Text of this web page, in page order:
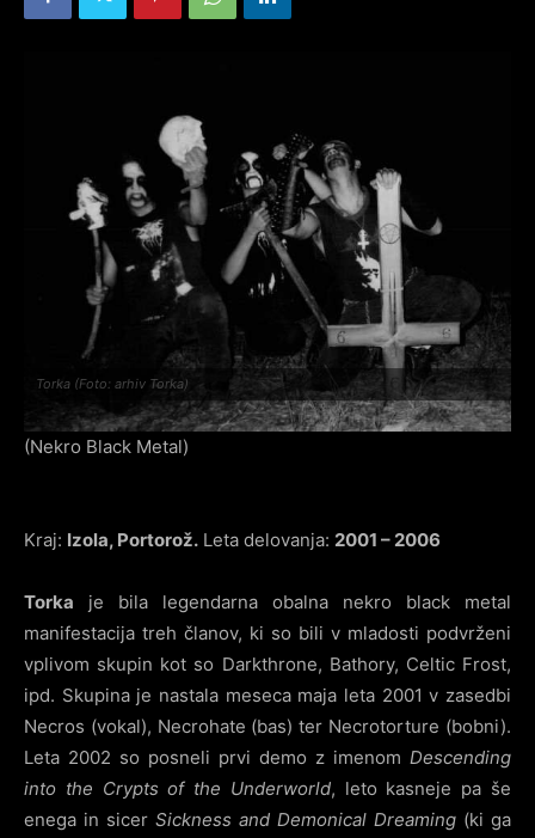
Torka (Foto: arhiv Torka)
(Nekro Black Metal)
Kraj: Izola, Portorož. Leta delovanja: 2001 – 2006
Torka je bila legendarna obalna nekro black metal
manifestacija treh članov, ki so bili v mladosti podvrženi
vplivom skupin kot so Darkthrone, Bathory, Celtic Frost,
ipd. Skupina je nastala meseca maja leta 2001 v zasedbi
Necros (vokal), Necrohate (bas) ter Necrotorture (bobni).
Leta 2002 so posneli prvi demo z imenom Descending
into the Crypts of the Underworld, leto kasneje pa še
enega in sicer Sickness and Demonical Dreaming (ki ga